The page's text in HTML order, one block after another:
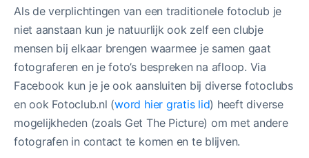
Als de verplichtingen van een traditionele fotoclub je
niet aanstaan kun je natuurlijk ook zelf een clubje
mensen bij elkaar brengen waarmee je samen gaat
fotograferen en je foto’s bespreken na afloop. Via
Facebook kun je je ook aansluiten bij diverse fotoclubs
en ook Fotoclub.nl (word hier gratis lid) heeft diverse
mogelijkheden (zoals Get The Picture) om met andere
fotografen in contact te komen en te blijven.